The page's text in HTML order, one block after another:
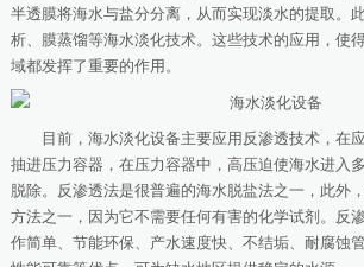
半透膜将海水与盐分分离，从而实现淡水的提取。
析、膜蒸馏等海水淡化技术。这些技术的应用，使
域都发挥了重要的作用。
目前，海水淡化设备主要应用反渗透技术，在
抽进压力容器，在压力容器中，高压迫使海水进入
脱除。反渗透法是很普遍的海水脱盐法之一，此外
方法之一，因为它不需要任何有害的化学试剂。反
作简单、节能环保、产水速度快、不结垢、耐腐蚀